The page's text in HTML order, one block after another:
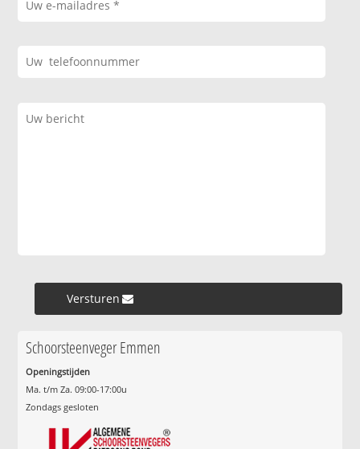
Versturen »
Schoorsteenveger Emmen
Openingstijden
Ma. t/m Za. 09:00-17:00u
Zondags gesloten